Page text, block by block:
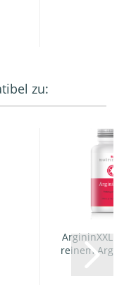
zu:
ArgininXXL
reinem